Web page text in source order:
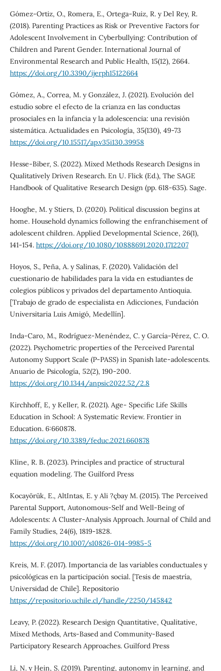
Gómez-Ortiz, O., Romera, E., Ortega-Ruiz, R. y Del Rey, R.
(2018). Parenting Practices as Risk or Preventive Factors for
Adolescent Involvement in Cyberbullying: Contribution of
Children and Parent Gender. International Journal of
Environmental Research and Public Health, 15(12), 2664.
https://doi.org/10.3390/ijerph15122664
Gómez, A., Correa, M. y González, J. (2021). Evolución del
estudio sobre el efecto de la crianza en las conductas
prosociales en la infancia y la adolescencia: una revisión
sistemática. Actualidades en Psicología, 35(130), 49-73
https://doi.org/10.15517/ap.v35i130.39958
Hesse-Biber, S. (2022). Mixed Methods Research Designs in
Qualitatively Driven Research. En U. Flick (Ed.), The SAGE
Handbook of Qualitative Research Design (pp. 618-635). Sage.
Hooghe, M. y Stiers, D. (2020). Political discussion begins at
home. Household dynamics following the enfranchisement of
adolescent children. Applied Developmental Science, 26(1),
141-154. https://doi.org/10.1080/10888691.2020.1712207
Hoyos, S., Peña, A. y Salinas, F. (2020). Validación del
cuestionario de habilidades para la vida en estudiantes de
colegios públicos y privados del departamento Antioquia.
[Trabajo de grado de especialista en Adicciones, Fundación
Universitaria Luis Amigó, Medellín].
Inda-Caro, M., Rodríguez-Menéndez, C. y García-Pérez, C. O.
(2022). Psychometric properties of the Perceived Parental
Autonomy Support Scale (P-PASS) in Spanish late-adolescents.
Anuario de Psicología, 52(2), 190-200.
https://doi.org/10.1344/anpsic2022.52/2.8
Kirchhoff, E, y Keller, R. (2021). Age- Specific Life Skills
Education in School: A Systematic Review. Frontier in
Education. 6:660878.
https://doi.org/10.3389/feduc.2021.660878
Kline, R. B. (2023). Principles and practice of structural
equation modeling. The Guilford Press
Kocayörük, E., AltIntas, E. y Ali ?çbay M. (2015). The Perceived
Parental Support, Autonomous-Self and Well-Being of
Adolescents: A Cluster-Analysis Approach. Journal of Child and
Family Studies, 24(6), 1819-1828.
https://doi.org/10.1007/s10826-014-9985-5
Kreis, M. F. (2017). Importancia de las variables conductuales y
psicológicas en la participación social. [Tesis de maestría,
Universidad de Chile]. Repositorio
https://repositorio.uchile.cl/handle/2250/145842
Leavy, P. (2022). Research Design Quantitative, Qualitative,
Mixed Methods, Arts-Based and Community-Based
Participatory Research Approaches. Guilford Press
Li, N. y Hein, S. (2019). Parenting, autonomy in learning, and